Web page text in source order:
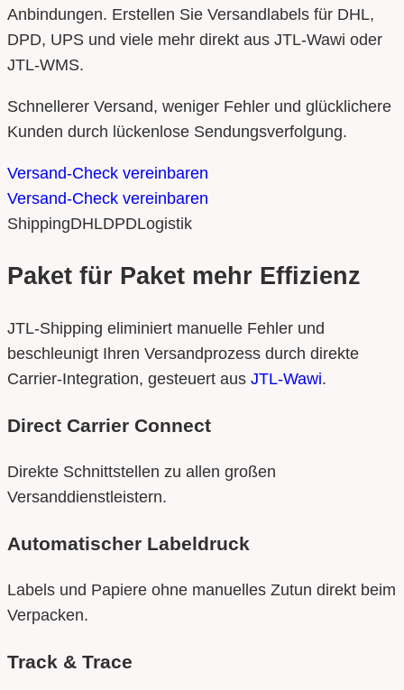
Anbindungen. Erstellen Sie Versandlabels für DHL,
DPD, UPS und viele mehr direkt aus JTL-Wawi oder
JTL-WMS.
Schnellerer Versand, weniger Fehler und glücklichere
Kunden durch lückenlose Sendungsverfolgung.
Versand-Check vereinbaren
Versand-Check vereinbaren
ShippingDHLDPDLogistik
Paket für Paket mehr Effizienz
JTL-Shipping eliminiert manuelle Fehler und
beschleunigt Ihren Versandprozess durch direkte
Carrier-Integration, gesteuert aus JTL-Wawi.
Direct Carrier Connect
Direkte Schnittstellen zu allen großen
Versanddienstleistern.
Automatischer Labeldruck
Labels und Papiere ohne manuelles Zutun direkt beim
Verpacken.
Track & Trace